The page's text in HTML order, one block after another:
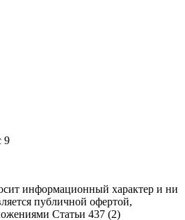
9
информационный характер и ни
публичной офертой,
Статьи 437 (2)